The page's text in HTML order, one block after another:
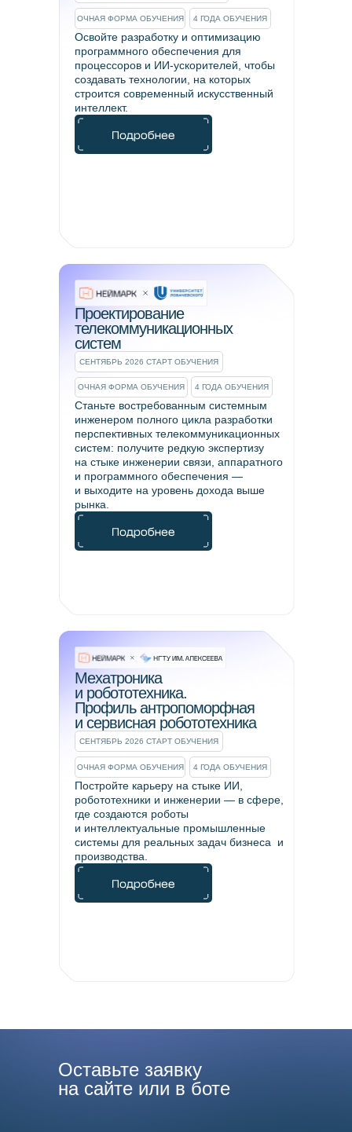
Мехатроника
и робототехника.
Профиль антропоморфная
и сервисная робототехника
ОЧНАЯ ФОРМА ОБУЧЕНИЯ 4 ГОДА ОБУЧЕНИЯ
СЕНТЯБРЬ 2026 СТАРТ ОБУЧЕНИЯ
Постройте карьеру на стыке ИИ,
робототехники и инженерии — в сфере,
где создаются роботы
и интеллектуальные промышленные
системы для реальных задач бизнеса и
производства.
Проектирование
телекоммуникационных
систем
ОЧНАЯ ФОРМА ОБУЧЕНИЯ 4 ГОДА ОБУЧЕНИЯ
СЕНТЯБРЬ 2026 СТАРТ ОБУЧЕНИЯ
Станьте востребованным системным
инженером полного цикла разработки
перспективных телекоммуникационных
систем: получите редкую экспертизу
на стыке инженерии связи, аппаратного
и программного обеспечения —
и выходите на уровень дохода выше
рынка.
ОЧНАЯ ФОРМА ОБУЧЕНИЯ 4 ГОДА ОБУЧЕНИЯ
Освойте разработку и оптимизацию
программного обеспечения для
процессоров и ИИ-ускорителей, чтобы
создавать технологии, на которых
строится современный искусственный
интеллект.
Оставьте заявку
на сайте или в боте